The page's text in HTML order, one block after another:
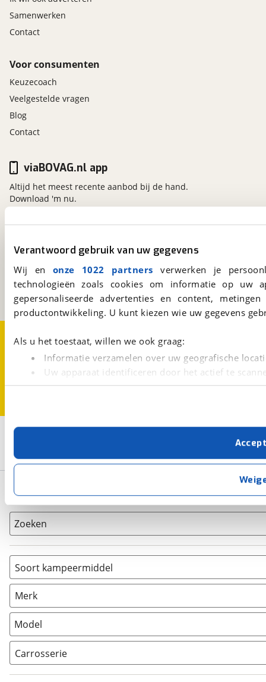
Verantwoord gebruik van uw gegevens
Wij en onze 1022 partners verwerken je
technologieën zoals cookies om informatie op
gepersonaliseerde advertenties en content,
productontwikkeling. U kunt kiezen wie uw gegevens
Als u het toestaat, willen we ook graag:
Informatie verzamelen over uw geografische
Uw apparaat identificeren door het actief te
Lees meer over hoe uw persoonlijke gegevens worden
Met cookies en vergelijkbare technieken zorgen we
cookies zorgen ervoor dat de website goed werkt.
verbeteren. We tonen je graag relevante advertenties
buiten onze website volgt – uiteraard op
. Als je weigert, plaatsen we alleen
kun je later altijd aanpassen via devoorkeurenpagina.
Rapido
Basisgegevens
Zoeken
Soort kampeermiddel
Camper (5)
Caravan
Vouwwagen
Merk
Model
Carrosserie
Alkoof (0)
Samenwerken
Contact
Voor consumenten
Keuzecoach
Veelgestelde vragen
Blog
Contact
viaBOVAG.nl
3981 AJ
Bunnik
Een initiatief van
BOVAG
viaBOVAG.nl app
Altijd het meest recente aanbod bij de hand.
Download 'm nu.
CookievoorkeurenVacatures